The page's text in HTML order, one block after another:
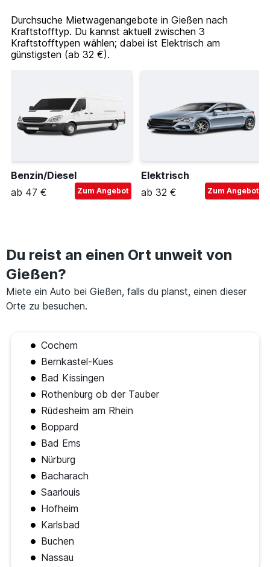
Durchsuche Mietwagenangebote in Gießen nach
Kraftstofftyp. Du kannst aktuell zwischen 3
Kraftstofftypen wählen; dabei ist Elektrisch am
günstigsten (ab 32 €).
Benzin/Diesel
ab 47 €
Zum Angebot
Elektrisch
ab 32 €
Zum Angebot
Du reist an einen Ort unweit von
Gießen?
Miete ein Auto bei Gießen, falls du planst, einen dieser
Orte zu besuchen.
Cochem
Bernkastel-Kues
Bad Kissingen
Rothenburg ob der Tauber
Rüdesheim am Rhein
Boppard
Bad Ems
Nürburg
Bacharach
Saarlouis
Hofheim
Karlsbad
Buchen
Nassau